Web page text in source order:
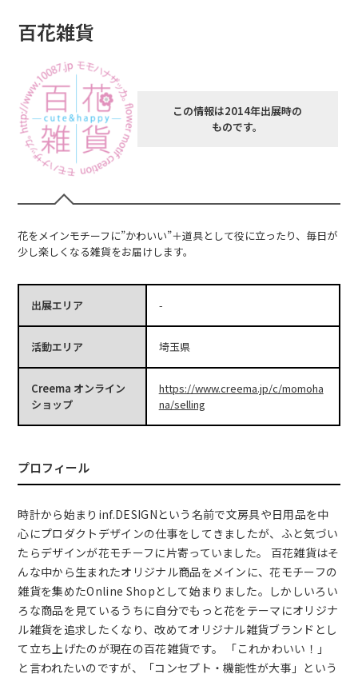
百花雑貨
この情報は2014年出展時の
ものです。
花をメインモチーフに”かわいい”＋道具として役に立ったり、毎日が
少し楽しくなる雑貨をお届けします。
出展エリア -
活動エリア 埼玉県
Creema オンライン
ショップ
https://www.creema.jp/c/momoha
na/selling
プロフィール
時計から始まりinf.DESIGNという名前で文房具や日用品を中
心にプロダクトデザインの仕事をしてきましたが、ふと気づい
たらデザインが花モチーフに片寄っていました。 百花雑貨はそ
んな中から生まれたオリジナル商品をメインに、花モチーフの
雑貨を集めたOnline Shopとして始まりました。しかしいろい
ろな商品を見ているうちに自分でもっと花をテーマにオリジナ
ル雑貨を追求したくなり、改めてオリジナル雑貨ブランドとし
て立ち上げたのが現在の百花雑貨です。 「これかわいい！」
と言われたいのですが、「コンセプト・機能性が大事」という